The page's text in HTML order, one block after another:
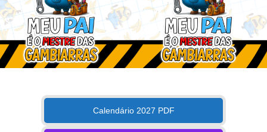
Calendário 2027 PDF